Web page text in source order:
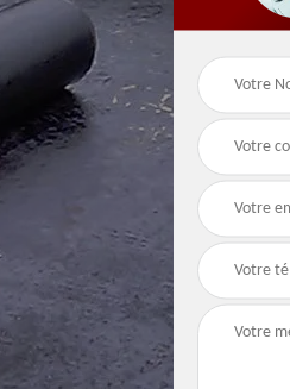
Pose et réparation de
faîtage et faîtière 86